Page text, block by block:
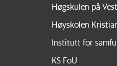
Høgskulen på
Høyskolen
Institutt for
KS FoU